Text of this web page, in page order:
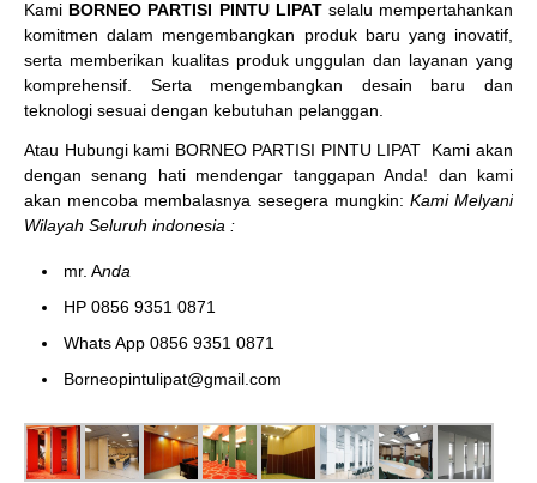
Kami BORNEO PARTISI PINTU LIPATselalu mempertahankan
komitmen dalam mengembangkan produk baru yang inovatif,
serta memberikan kualitas produk unggulan dan layanan yang
komprehensif. Serta mengembangkan desain baru dan
teknologi sesuai dengan kebutuhan pelanggan.
Atau Hubungi kami BORNEO PARTISI PINTU LIPAT
Kami akan
dengan senang hati mendengar tanggapan Anda! dan kami
akan mencoba membalasnya sesegera mungkin: Kami Melyani
Wilayah Seluruh indonesia :
mr. Anda
HP 0856 9351 0871
Whats App 0856 9351 0871
Borneopintulipat@gmail.com